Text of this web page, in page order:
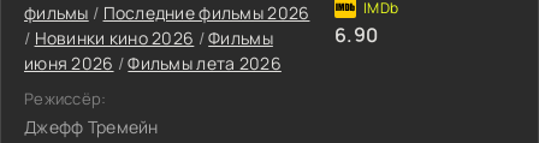
фильмы / Последние фильмы 2026
/ Новинки кино 2026 /Фильмы
июня 2026 /Фильмы лета 2026
Режиссёр:
Джефф Тремейн
6.90